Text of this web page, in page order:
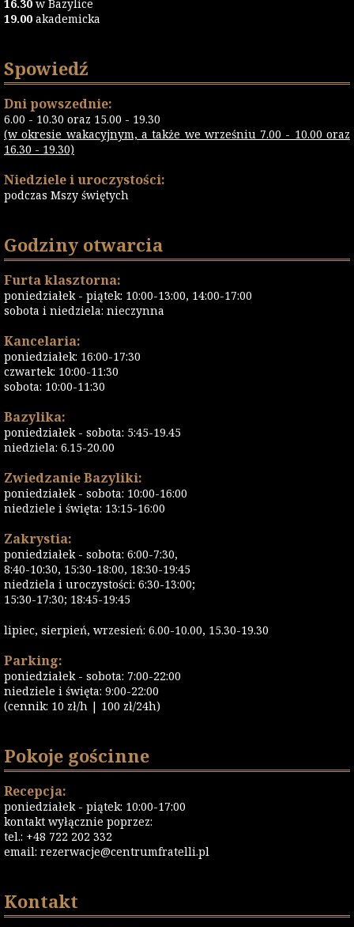
16.30 w Bazylice
19.00 akademicka
Spowiedź
Dni powszednie:
6.00 - 10.30 oraz 15.00 - 19.30
(w okresie wakacyjnym, a także we wrześniu 7.00 - 10.00 oraz
16.30 - 19.30)
Niedziele i uroczystości:
podczas Mszy świętych
Godziny otwarcia
Furta klasztorna:
poniedziałek - piątek: 10:00-13:00, 14:00-17:00
sobota i niedziela: nieczynna
Kancelaria:
poniedziałek: 16:00-17:30
czwartek: 10:00-11:30
sobota: 10:00-11:30
Bazylika:
poniedziałek - sobota: 5:45-19.45
niedziela: 6.15-20.00
Zwiedzanie Bazyliki:
poniedziałek - sobota: 10:00-16:00
niedziele i święta: 13:15-16:00
Zakrystia:
poniedziałek - sobota: 6:00-7:30,
8:40-10:30, 15:30-18:00, 18:30-19:45
niedziela i uroczystości: 6:30-13:00;
15:30-17:30; 18:45-19:45
lipiec, sierpień, wrzesień: 6.00-10.00, 15.30-19.30
Parking:
poniedziałek - sobota: 7:00-22:00
niedziele i święta: 9:00-22:00
(cennik: 10 zł/h | 100 zł/24h)
Pokoje gościnne
Recepcja:
poniedziałek - piątek: 10:00-17:00
kontakt wyłącznie poprzez:
tel.: +48 722 202 332
email: rezerwacje@centrumfratelli.pl
Kontakt